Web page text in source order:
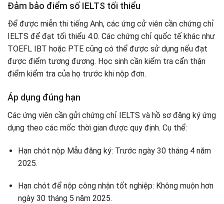
Đảm bảo điểm số IELTS tối thiểu
Để được miễn thi tiếng Anh, các ứng cử viên cần chứng chỉ
IELTS để đạt tối thiểu 4.0. Các chứng chỉ quốc tế khác như
TOEFL IBT hoặc PTE cũng có thể được sử dụng nếu đạt
được điểm tương đương. Học sinh cần kiểm tra cẩn thận
điểm kiểm tra của họ trước khi nộp đơn.
Áp dụng đúng hạn
Các ứng viên cần gửi chứng chỉ IELTS và hồ sơ đăng ký ứng
dụng theo các mốc thời gian được quy định. Cụ thể:
Hạn chót nộp Mẫu đăng ký: Trước ngày 30 tháng 4 năm
2025.
Hạn chót để nộp công nhận tốt nghiệp: Không muộn hơn
ngày 30 tháng 5 năm 2025.